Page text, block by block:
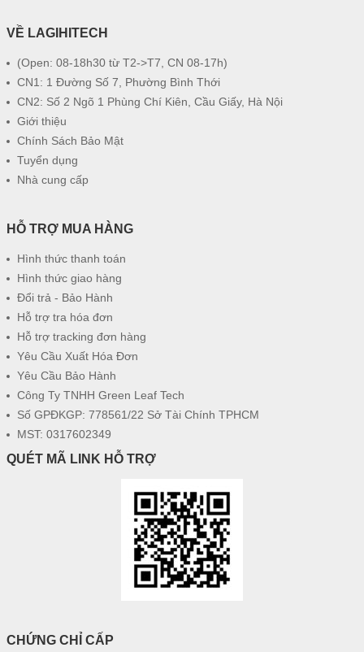
VỀ LAGIHITECH
(Open: 08-18h30 từ T2->T7, CN 08-17h)
CN1: 1 Đường Số 7, Phường Bình Thới
CN2: Số 2 Ngõ 1 Phùng Chí Kiên, Cầu Giấy, Hà Nội
Giới thiệu
Chính Sách Bảo Mật
Tuyển dụng
Nhà cung cấp
HỖ TRỢ MUA HÀNG
Hình thức thanh toán
Hình thức giao hàng
Đổi trả - Bảo Hành
Hỗ trợ tra hóa đơn
Hỗ trợ tracking đơn hàng
Yêu Cầu Xuất Hóa Đơn
Yêu Cầu Bảo Hành
Công Ty TNHH Green Leaf Tech
Số GPĐKGP: 778561/22 Sở Tài Chính TPHCM
MST: 0317602349
QUÉT MÃ LINK HỖ TRỢ
CHỨNG CHỈ CẤP